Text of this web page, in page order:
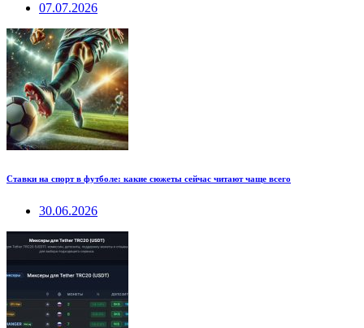
07.07.2026
Ставки на спорт в футболе: какие сюжеты сейчас читают чаще всего
30.06.2026